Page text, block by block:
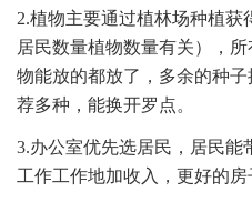
2.植物主要通过植林场种植获
居民数量植物数量有关），
物能放的都放了，多余的种
荐多种，能换开罗点。
3.办公室优先选居民，居民能
工作工作地加收入，更好的房